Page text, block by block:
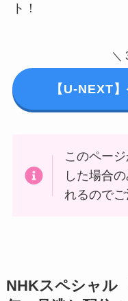
ト！
＼
【U-NEXT
このペー
した場合
れるのでご
NHKスペシャル